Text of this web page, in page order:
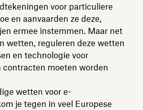
voor particuliere
en aanvaarden ze deze,
ermee instemmen. Maar net
wetten, reguleren deze wetten
en technologie voor
contracten moeten worden
wetten voor e-
je tegen in veel Europese